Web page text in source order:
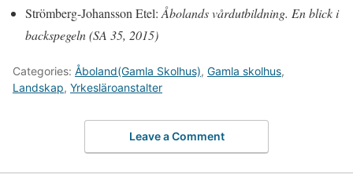
Strömberg-Johansson Etel: Åbolands vårdutbildning. En blick i
backspegeln (SA 35, 2015)
Categories: Åboland(Gamla Skolhus), Gamla skolhus,
Landskap, Yrkesläroanstalter
Leave a Comment